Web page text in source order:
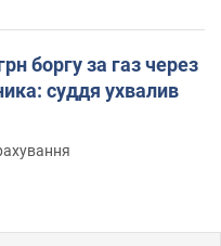
боргу за газ через
суддя ухвалив